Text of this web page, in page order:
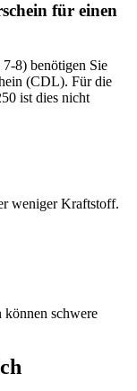
für einen
8) benötigen Sie
(CDL). Für die
ist dies nicht
weniger Kraftstoff.
können schwere